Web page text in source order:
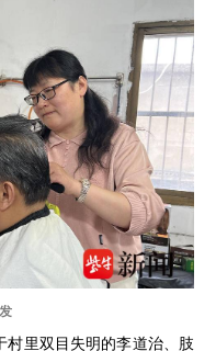
村里双目失明的李道治、肢